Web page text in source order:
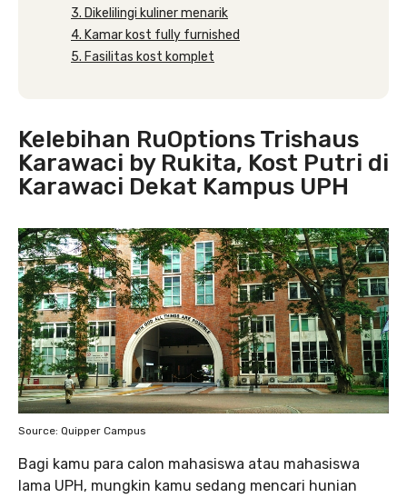
3. Dikelilingi kuliner menarik
4. Kamar kost fully furnished
5. Fasilitas kost komplet
Kelebihan RuOptions Trishaus
Karawaci by Rukita, Kost Putri di
Karawaci Dekat Kampus UPH
Source: Quipper Campus
Bagi kamu para calon mahasiswa atau mahasiswa
lama UPH, mungkin kamu sedang mencari hunian